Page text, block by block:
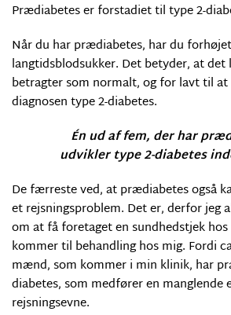
Prædiabetes er forstadiet til type 2-
Når du har prædiabetes, har du forhøjet
langtidsblodsukker. Det betyder, at det
betragter som normalt, og for lavt til
diagnosen type 2-diabetes.
Én ud af fem, der har
udvikler type 2-diabetes
De færreste ved, at prædiabetes også
et rejsningsproblem. Det er, derfor jeg
om at få foretaget en sundhedstjek
kommer til behandling hos mig. Fordi
mænd, som kommer i min klinik, har
diabetes, som medfører en manglende
rejsningsevne.